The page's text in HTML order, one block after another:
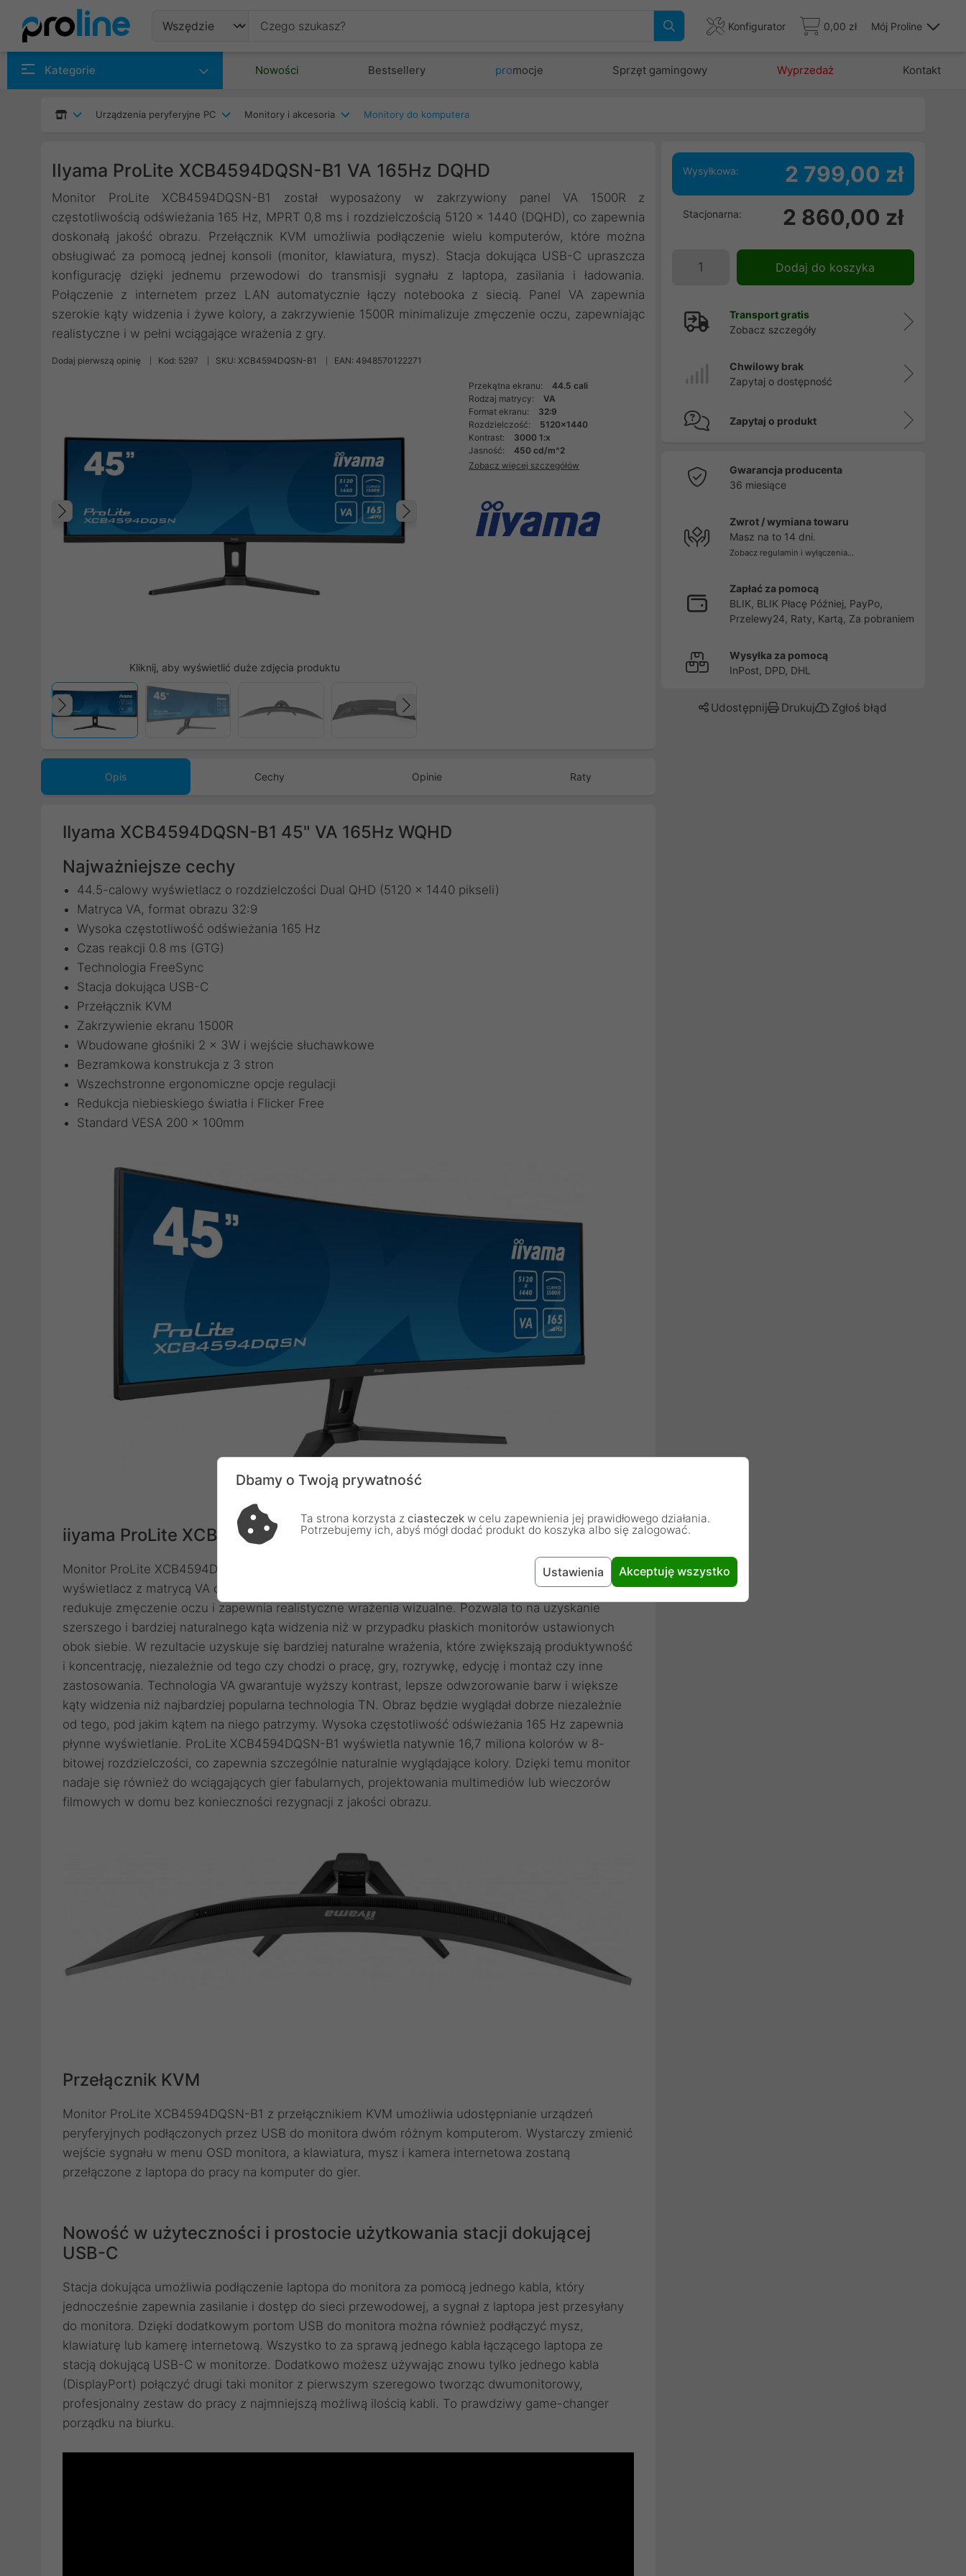
Konfigurator 0,00 zł Mój Proline
Kategorie Nowości Bestsellery promocje Sprzęt gamingowy Wyprzedaż Kontakt
Urządzenia peryferyjne PC Monitory i akcesoria Monitory do komputera
IIyama ProLite XCB4594DQSN-B1 VA 165Hz DQHD
Monitor ProLite XCB4594DQSN-B1 został wyposażony w zakrzywiony panel VA 1500R z
częstotliwością odświeżania 165 Hz, MPRT 0,8 ms i rozdzielczością 5120 x 1440 (DQHD), co zapewnia
doskonałą jakość obrazu. Przełącznik KVM umożliwia podłączenie wielu komputerów, które można
obsługiwać za pomocą jednej konsoli (monitor, klawiatura, mysz). Stacja dokująca USB-C upraszcza
konfigurację dzięki jednemu przewodowi do transmisji sygnału z laptopa, zasilania i ładowania.
Połączenie z internetem przez LAN automatycznie łączy notebooka z siecią. Panel VA zapewnia
szerokie kąty widzenia i żywe kolory, a zakrzywienie 1500R minimalizuje zmęczenie oczu, zapewniając
realistyczne i w pełni wciągające wrażenia z gry.
Dodaj pierwszą opinię Kod: 5297 SKU: XCB4594DQSN-B1 EAN: 4948570122271
Następny
Poprzedni
Kliknij, aby wyświetlić duże zdjęcia produktu
Następny
Poprzedni
Przekątna ekranu:
44.5 cali
Rodzaj matrycy:
VA
Format ekranu:
32:9
Rozdzielczość:
5120x1440
Kontrast:
3000 1:x
Jasność:
450 cd/m^2
Zobacz więcej szczegółów
Opis Cechy Opinie Raty
IIyama XCB4594DQSN-B1 45" VA 165Hz WQHD
Najważniejsze cechy
44.5-calowy wyświetlacz o rozdzielczości Dual QHD (5120 x 1440 pikseli)
Matryca VA, format obrazu 32:9
Wysoka częstotliwość odświeżania 165 Hz
Czas reakcji 0.8 ms (GTG)
Technologia FreeSync
Stacja dokująca USB-C
Przełącznik KVM
Zakrzywienie ekranu 1500R
Wbudowane głośniki 2 x 3W i wejście słuchawkowe
Bezramkowa konstrukcja z 3 stron
Wszechstronne ergonomiczne opcje regulacji
Redukcja niebieskiego światła i Flicker Free
Standard VESA 200 x 100mm
iiyama ProLite XCB4594DQSN-B1
Monitor ProLite XCB4594DQSN-B1 firmy iiyama oferuje zakrzywiony 44.5-calowy, matowy
wyświetlacz z matrycą VA o rozdzielczości 5120 x 1440 (DQHD). Zakrzywienie ekranu 1500R
redukuje zmęczenie oczu i zapewnia realistyczne wrażenia wizualne. Pozwala to na uzyskanie
szerszego i bardziej naturalnego kąta widzenia niż w przypadku płaskich monitorów ustawionych
obok siebie. W rezultacie uzyskuje się bardziej naturalne wrażenia, które zwiększają produktywność
i koncentrację, niezależnie od tego czy chodzi o pracę, gry, rozrywkę, edycję i montaż czy inne
zastosowania. Technologia VA gwarantuje wyższy kontrast, lepsze odwzorowanie barw i większe
kąty widzenia niż najbardziej popularna technologia TN. Obraz będzie wyglądał dobrze niezależnie
od tego, pod jakim kątem na niego patrzymy. Wysoka częstotliwość odświeżania 165 Hz zapewnia
płynne wyświetlanie. ProLite XCB4594DQSN-B1 wyświetla natywnie 16,7 miliona kolorów w 8-
bitowej rozdzielczości, co zapewnia szczególnie naturalnie wyglądające kolory. Dzięki temu monitor
nadaje się również do wciągających gier fabularnych, projektowania multimediów lub wieczorów
filmowych w domu bez konieczności rezygnacji z jakości obrazu.
Przełącznik KVM
Monitor ProLite XCB4594DQSN-B1 z przełącznikiem KVM umożliwia udostępnianie urządzeń
peryferyjnych podłączonych przez USB do monitora dwóm różnym komputerom. Wystarczy zmienić
wejście sygnału w menu OSD monitora, a klawiatura, mysz i kamera internetowa zostaną
przełączone z laptopa do pracy na komputer do gier.
Nowość w użyteczności i prostocie użytkowania stacji dokującej
USB-C
Stacja dokująca umożliwia podłączenie laptopa do monitora za pomocą jednego kabla, który
jednocześnie zapewnia zasilanie i dostęp do sieci przewodowej, a sygnał z laptopa jest przesyłany
do monitora. Dzięki dodatkowym portom USB do monitora można również podłączyć mysz,
klawiaturę lub kamerę internetową. Wszystko to za sprawą jednego kabla łączącego laptopa ze
stacją dokującą USB-C w monitorze. Dodatkowo możesz używając znowu tylko jednego kabla
(DisplayPort) połączyć drugi taki monitor z pierwszym szeregowo tworząc dwumonitorowy,
profesjonalny zestaw do pracy z najmniejszą możliwą ilością kabli. To prawdziwy game-changer
porządku na biurku.
Wysyłkowa: 2 799,00 zł
Stacjonarna: 2 860,00 zł
Dodaj do koszyka
Transport gratis
Zobacz szczegóły
Chwilowy brak
Zapytaj o dostępność
Zapytaj o produkt
Gwarancja producenta
36 miesiące
Zwrot / wymiana towaru
Masz na to 14 dni.
Zobacz regulamin i wyłączenia...
Zapłać za pomocą
BLIK, BLIK Płacę Później, PayPo,
Przelewy24, Raty, Kartą, Za pobraniem
Wysyłka za pomocą
InPost, DPD, DHL
Udostępnij Drukuj Zgłoś błąd
Dbamy o Twoją prywatność
Ta strona korzysta z ciasteczek w celu zapewnienia jej prawidłowego działania.
Potrzebujemy ich, abyś mógł dodać produkt do koszyka albo się zalogować.
Ustawienia Akceptuję wszystko